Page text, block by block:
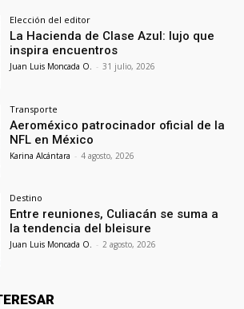
Elección del editor
La Hacienda de Clase Azul: lujo que
inspira encuentros
Juan Luis Moncada O. - 31 julio, 2026
Transporte
Aeroméxico patrocinador oficial de la
NFL en México
Karina Alcántara - 4 agosto, 2026
Destino
Entre reuniones, Culiacán se suma a
la tendencia del bleisure
Juan Luis Moncada O. - 2 agosto, 2026